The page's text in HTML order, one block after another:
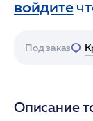
войдите
Под заказ
Описание